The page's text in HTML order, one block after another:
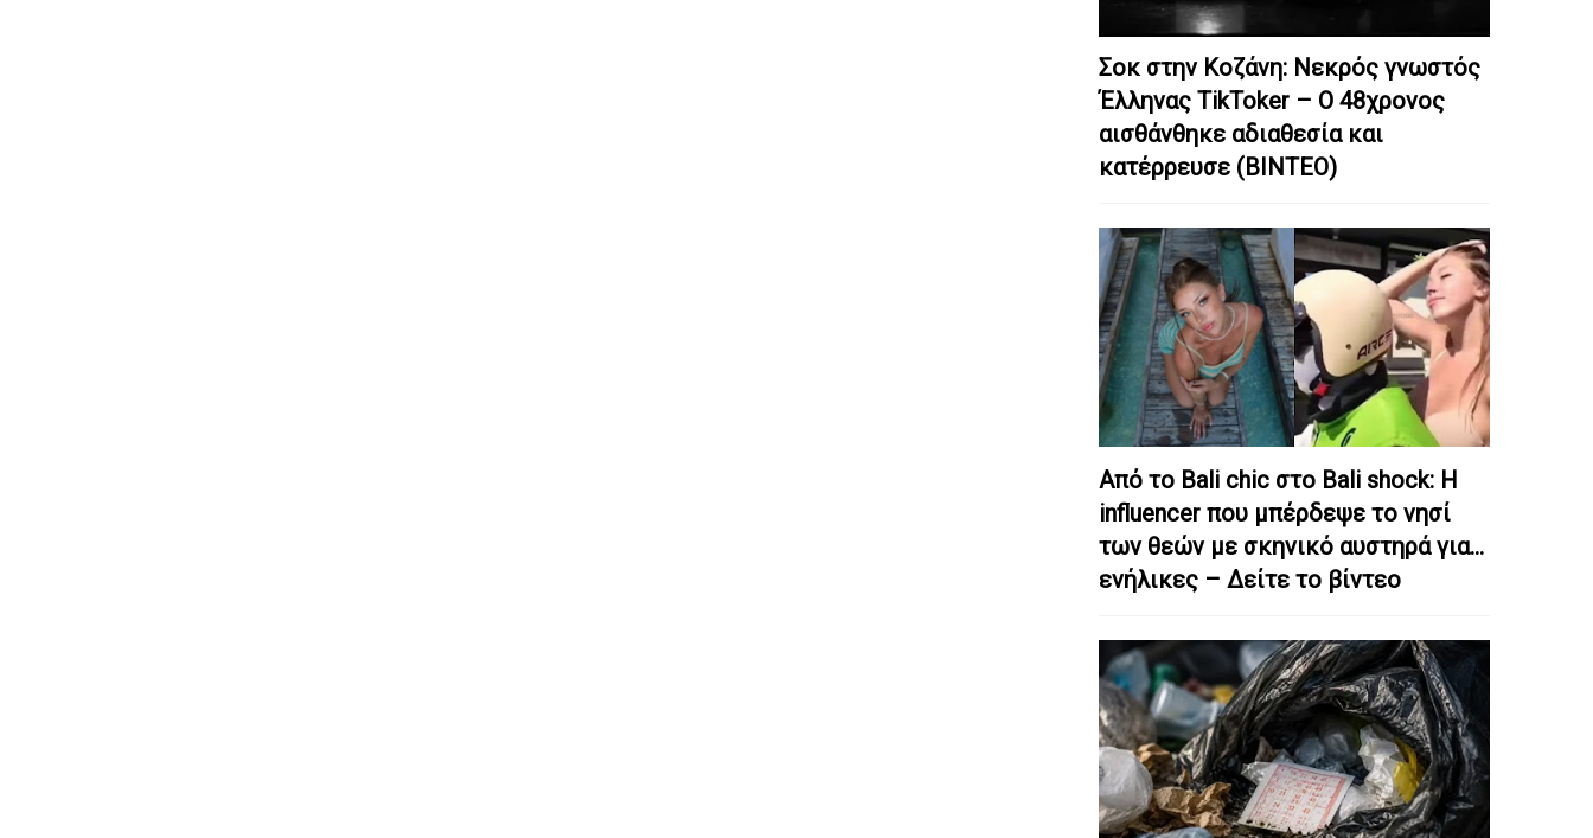
Σοκ στην Κοζάνη: Nεκρός γνωστός
Έλληνας TikToker – Ο 48χρονος
αισθάνθηκε αδιαθεσία και
κατέρρευσε (ΒΙΝΤΕΟ)
Από το Bali chic στο Bali shock: Η
influencer που μπέρδεψε το νησί
των θεών με σκηνικό αυστηρά για…
ενήλικες – Δείτε το βίντεο